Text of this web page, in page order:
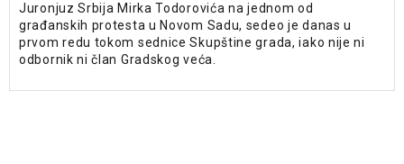
Juronjuz Srbija Mirka Todorovića na jednom od
građanskih protesta u Novom Sadu, sedeo je danas u
prvom redu tokom sednice Skupštine grada, iako nije ni
odbornik ni član Gradskog veća.